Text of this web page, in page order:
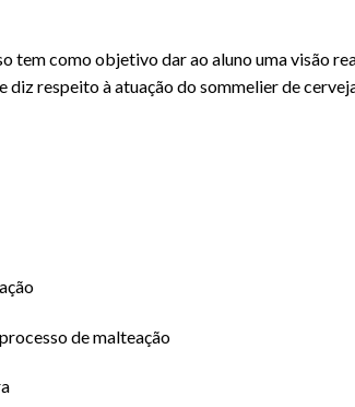
tem como objetivo dar ao aluno uma visão
diz respeito à atuação do sommelier de
de malteação